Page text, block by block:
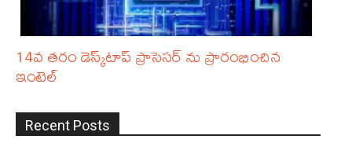
14వ తరం డెస్క్‌టాప్ ప్రాసెసర్ ను ప్రారంభించిన
ఇంటెల్
Recent Posts